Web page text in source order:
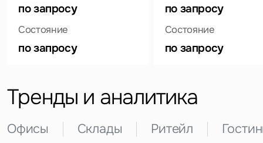
по запросу
Состояние
по запросу
по запросу
Состояние
по запросу
Тренды и аналитика
Офисы Склады Ритейл
Задайте свой вопрос
Вопрос
Это обязательное поле